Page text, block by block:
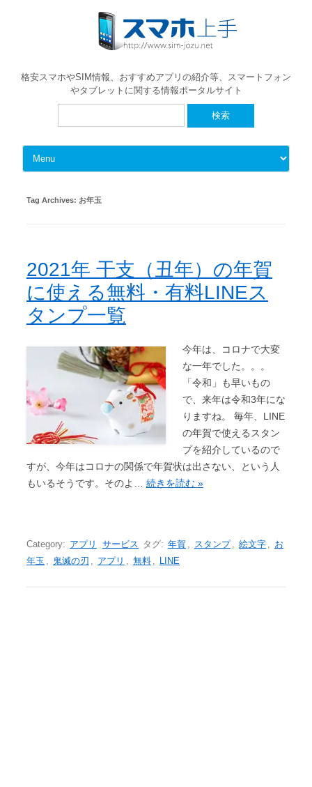
格安スマホやSIM情報、おすすめアプリの紹介等、スマートフォン
やタブレットに関する情報ポータルサイト
Skip to content
Tag Archives: お年玉
2021年 干支（丑年）の年賀
に使える無料・有料LINEス
タンプ一覧
今年は、コロナで大変
な一年でした。。。
「令和」も早いもの
で、来年は令和3年にな
りますね。 毎年、LINE
の年賀で使えるスタン
プを紹介しているので
すが、今年はコロナの関係で年賀状は出さない、という人
もいるそうです。そのよ… 続きを読む »
Category: アプリ サービス タグ: 年賀 , スタンプ , 絵文字 , お
年玉 , 鬼滅の刃 , アプリ , 無料 , LINE